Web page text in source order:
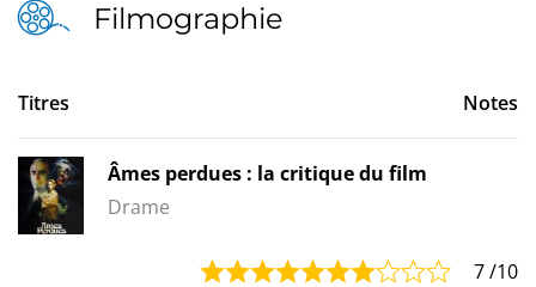
Filmographie
Titres Notes
Âmes perdues : la critique du film
Drame
7/10